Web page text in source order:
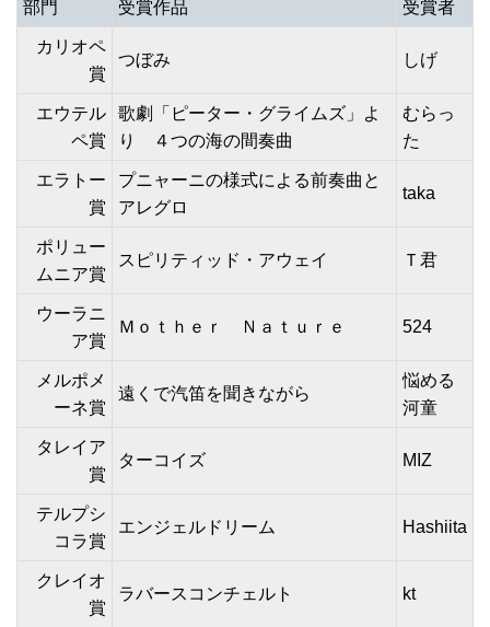
部門 受賞作品 受賞者
カリオペ
賞
つぼみ しげ
エウテル
ペ賞
歌劇「ピーター・グライムズ」よ
り ４つの海の間奏曲
むらっ
た
エラトー
賞
プニャーニの様式による前奏曲と
アレグロ
taka
ポリュー
ムニア賞
スピリティッド・アウェイ Ｔ君
ウーラニ
ア賞
Ｍｏｔｈｅｒ Ｎａｔｕｒｅ 524
メルポメ
ーネ賞
遠くで汽笛を聞きながら
悩める
河童
タレイア
賞
ターコイズ MIZ
テルプシ
コラ賞
エンジェルドリーム Hashiita
クレイオ
賞
ラバースコンチェルト kt